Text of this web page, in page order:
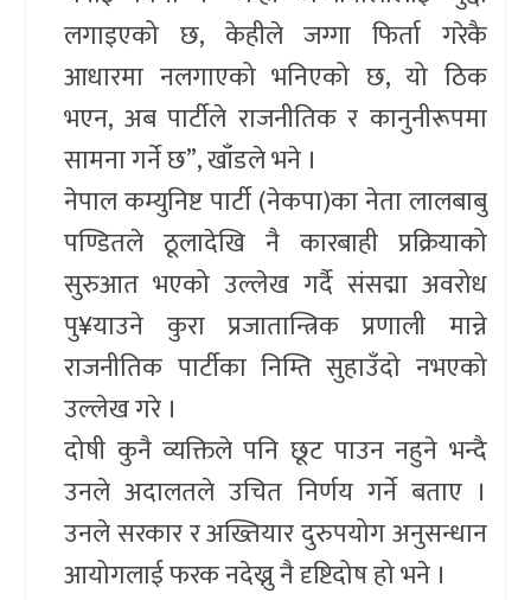
लगाइएको छ, केहीले जग्गा फिर्ता गरेकै
आधारमा नलगाएको भनिएको छ, यो ठिक
भएन, अब पार्टीले राजनीतिक र कानुनीरूपमा
सामना गर्ने छ”, खाँडले भने ।
नेपाल कम्युनिष्ट पार्टी (नेकपा)का नेता लालबाबु
पण्डितले ठूलादेखि नै कारबाही प्रक्रियाको
सुरुआत भएको उल्लेख गर्दै संसद्मा अवरोध
पु¥याउने कुरा प्रजातान्त्रिक प्रणाली मान्ने
राजनीतिक पार्टीका निम्ति सुहाउँदो नभएको
उल्लेख गरे ।
दोषी कुनै व्यक्तिले पनि छूट पाउन नहुने भन्दै
उनले अदालतले उचित निर्णय गर्ने बताए ।
उनले सरकार र अख्तियार दुरुपयोग अनुसन्धान
आयोगलाई फरक नदेख्नु नै दृष्टिदोष हो भने ।